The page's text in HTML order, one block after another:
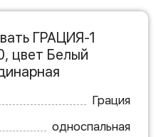
ГРАЦИЯ-1
цвет Белый
Грация
односпальная